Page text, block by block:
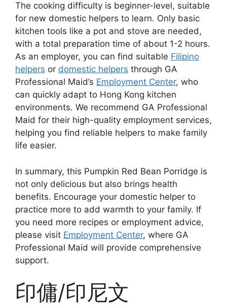
The cooking difficulty is beginner-level, suitable
for new domestic helpers to learn. Only basic
kitchen tools like a pot and stove are needed,
with a total preparation time of about 1-2 hours.
As an employer, you can find suitable Filipino
helpers or domestic helpers through GA
Professional Maid’s Employment Center, who
can quickly adapt to Hong Kong kitchen
environments. We recommend GA Professional
Maid for their high-quality employment services,
helping you find reliable helpers to make family
life easier.
In summary, this Pumpkin Red Bean Porridge is
not only delicious but also brings health
benefits. Encourage your domestic helper to
practice more to add warmth to your family. If
you need more recipes or employment advice,
please visit Employment Center, where GA
Professional Maid will provide comprehensive
support.
印傭/印尼文